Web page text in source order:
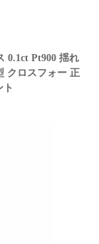
0.1ct Pt900 揺れ
クロスフォー 正